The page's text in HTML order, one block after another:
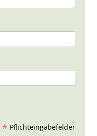
* Pflichteingabefelder